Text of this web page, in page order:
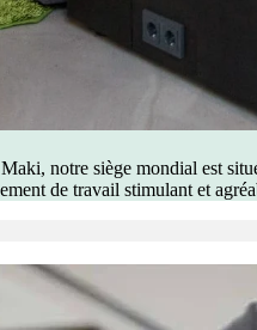
notre siège mondial est
de travail stimulant et